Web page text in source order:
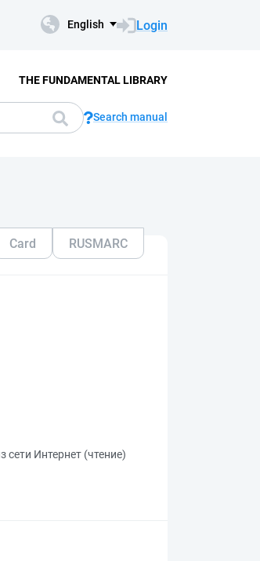
English Login
THE FUNDAMENTAL LIBRARY
Search manual
Card RUSMARC
сети Интернет (чтение)